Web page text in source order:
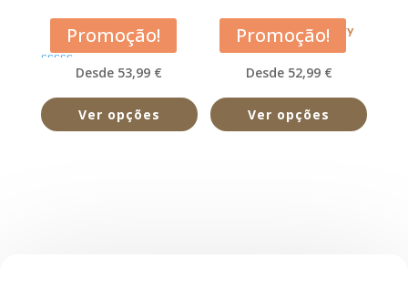
Promoção!
Acana Pacifica
Avaliação
de 5
Desde 53,99 €
Ver opções
Promoção!
Acana Prairie Poultry
Desde 52,99 €
Ver opções